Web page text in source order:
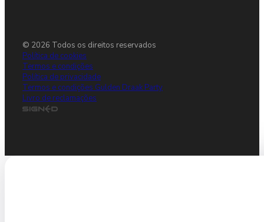
© 2026 Todos os direitos reservados
Política de cookies
Termos e condições
Política de privacidade
Termos e condições Gulden Draak Party
Livro de reclamações